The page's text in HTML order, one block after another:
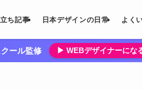
ち記事 日本デザインの日常 よく
ール監修 ▶︎ WEBデザイナーにな